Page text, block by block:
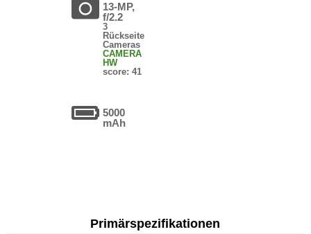
13-MP,
f/2.2
3
Rückseite
Cameras
CAMERA
HW
score: 41
5000
mAh
Primärspezifikationen